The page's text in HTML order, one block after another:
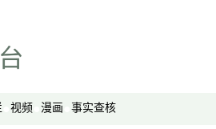
视频 漫画 事实查核